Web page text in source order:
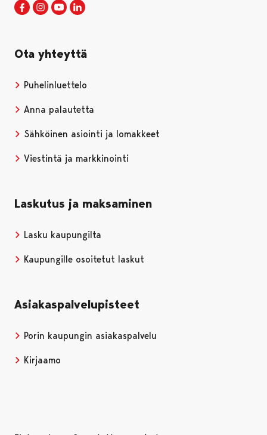
Porin kaupunki Facebookissa
Avautuu uudessa välilehdessä
Porin kaupunki Instagramissa
Avautuu uudessa välilehdessä
Porin kaupunki Youtubessa
Avautuu uudessa välilehdessä
Ota yhteyttä
Puhelinluettelo
Anna palautetta
Sähköinen asiointi ja lomakkeet
Viestintä ja markkinointi
Laskutus ja maksaminen
Lasku kaupungilta
Kaupungille osoitetut laskut
Asiakaspalvelupisteet
Porin kaupungin asiakaspalvelu
Kirjaamo